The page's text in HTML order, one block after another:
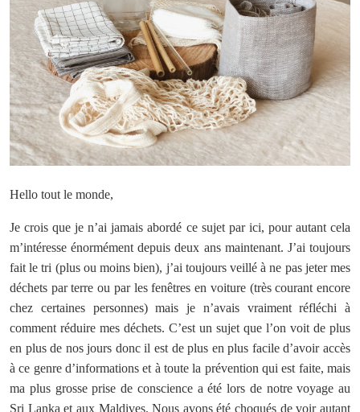
Hello tout le monde,
Je crois que je n’ai jamais abordé ce sujet par ici, pour autant cela
m’intéresse énormément depuis deux ans maintenant. J’ai toujours
fait le tri (plus ou moins bien), j’ai toujours veillé à ne pas jeter mes
déchets par terre ou par les fenêtres en voiture (très courant encore
chez certaines personnes) mais je n’avais vraiment réfléchi à
comment réduire mes déchets. C’est un sujet que l’on voit de plus
en plus de nos jours donc il est de plus en plus facile d’avoir accès
à ce genre d’informations et à toute la prévention qui est faite, mais
ma plus grosse prise de conscience a été lors de notre voyage au
Sri Lanka et aux Maldives. Nous avons été choqués de voir autant